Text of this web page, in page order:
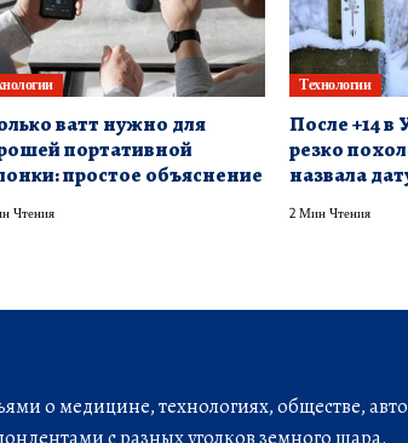
ватт нужно для
портативной
простое объяснение
Чтения
Технологии
После +14 в
резко
назвала
2 Мин Чтения
о медицине, технологиях, обществе,